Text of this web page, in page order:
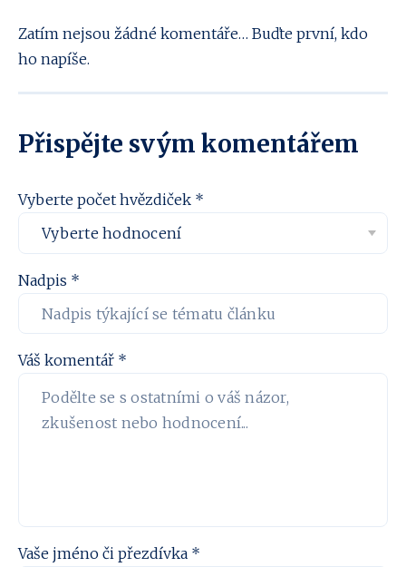
Zatím nejsou žádné komentáře… Buďte první, kdo
ho napíše.
Přispějte svým komentářem
Vyberte počet hvězdiček *
Nadpis *
Váš komentář *
Vaše jméno či přezdívka *